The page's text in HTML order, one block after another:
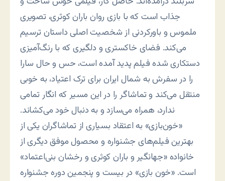
جذاب است که با بازی روان باران کوثری، تصویری
ملموس و باورکردنی از شخصیت اصلی داستان ترسیم
می‌کند. فضای خاکستری و دلگیری که با رنگ‌آمیزی
دستکاری شده فیلم پدید آمده است، حس و حال سارا
را در سفرش به شمال ایران برای ترک اعتیاد، به خوبی
منتقل می‌کند و تماشاگر را در این مسیر که انگار تمامی
ندارد، همراه می‌سازد و به دنبال خود می‌کشاند.
«خون‌بازی» به اعتقاد بسیاری از تماشاگران یکی از
بهترین فیلم‌های جشنواره و محصول موفق دیگری از
خانواده «جهانگیر و باران کوثری و رخشان بنی‌اعتماد»
است. «خون بازی» در بیست و پنجمین دوره جشنواره